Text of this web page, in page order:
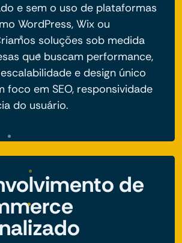
e sem o uso de plataformas
WordPress, Wix ou
soluções sob medida
que buscam performance,
e design único
em SEO, responsividade
do usuário.
de